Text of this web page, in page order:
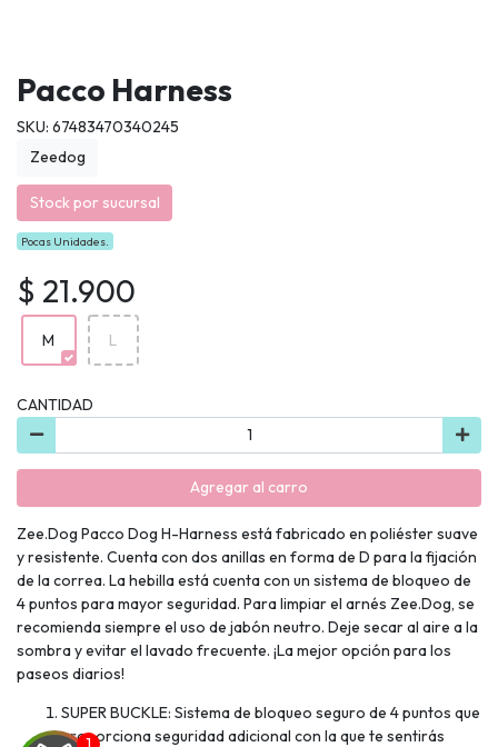
Pacco Harness
SKU: 67483470340245
Zeedog
Stock por sucursal
Pocas Unidades.
$ 21.900
M L
CANTIDAD
Agregar al carro
Zee.Dog Pacco Dog H-Harness está fabricado en poliéster suave
y resistente. Cuenta con dos anillas en forma de D para la fijación
de la correa. La hebilla está cuenta con un sistema de bloqueo de
4 puntos para mayor seguridad. Para limpiar el arnés Zee.Dog, se
recomienda siempre el uso de jabón neutro. Deje secar al aire a la
sombra y evitar el lavado frecuente. ¡La mejor opción para los
paseos diarios!
SUPER BUCKLE: Sistema de bloqueo seguro de 4 puntos que
proporciona seguridad adicional con la que te sentirás